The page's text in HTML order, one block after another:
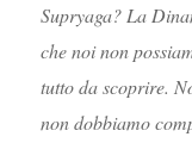
Supryaga? La
che noi non
tutto da scoprire.
non dobbiamo